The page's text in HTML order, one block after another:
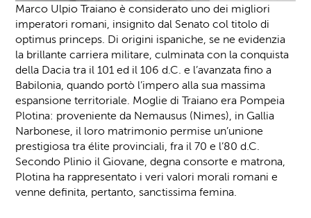
Marco Ulpio Traiano è considerato uno dei migliori
imperatori romani, insignito dal Senato col titolo di
optimus princeps. Di origini ispaniche, se ne evidenzia
la brillante carriera militare, culminata con la conquista
della Dacia tra il 101 ed il 106 d.C. e l’avanzata fino a
Babilonia, quando portò l’impero alla sua massima
espansione territoriale. Moglie di Traiano era Pompeia
Plotina: proveniente da Nemausus (Nimes), in Gallia
Narbonese, il loro matrimonio permise un’unione
prestigiosa tra élite provinciali, fra il 70 e l’80 d.C.
Secondo Plinio il Giovane, degna consorte e matrona,
Plotina ha rappresentato i veri valori morali romani e
venne definita, pertanto, sanctissima femina.